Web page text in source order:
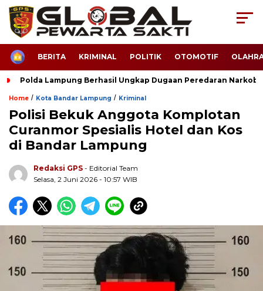
HOMEBERITA KRIMINAL POLITIK OTOMOTIF
Polda Lampung Berhasil Ungkap Dugaan Peredaran
Home / Kota Bandar Lampung / Kriminal
Polisi Bekuk Anggota Komplotan
Curanmor Spesialis Hotel dan Kos
di Bandar Lampung
Redaksi GPS - Editorial Team
Selasa, 2 Juni 2026 - 10:57 WIB